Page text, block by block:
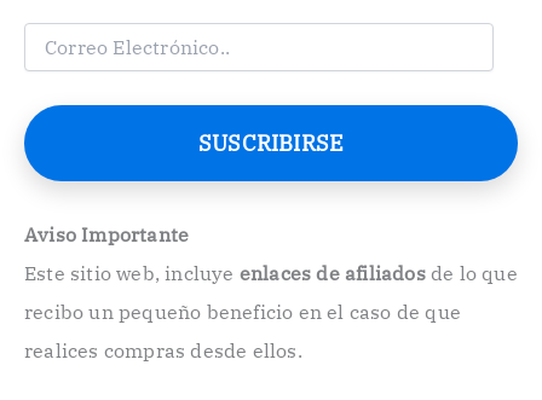
C
e
o
e
t
ó
n
SUSCRIBIRSE
Aviso Importante
Este sitio web, incluye enlaces de afiliadosde lo que
recibo un pequeño beneficio en el caso de que
realices compras desde ellos.